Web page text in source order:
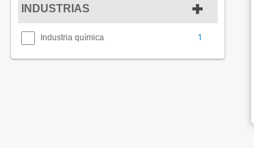
INDUSTRIAS
Industria química 1